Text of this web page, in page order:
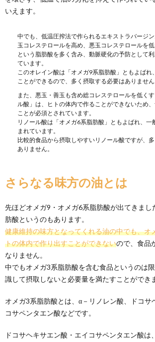
いえます。
中でも、低温圧搾法で作られるエキストラバージ
玉コレステロールを高め、悪玉コレステロールを低
という脂肪酸を多く含み、動脈硬化の予防として
ています。
このオレイン酸は「オメガ9系脂肪酸」ともよばれ
ことができるので、多く摂取する必要はありません
また、悪玉・善玉も含め総コレステロールを低く
ル酸」は、ヒトの体内で作ることができないため
ことが必須とされています。
リノール酸は「オメガ6系脂肪酸」ともよばれ、一
まれています。
比較的食品から摂取しやすいリノール酸ですが、
ありません。
さらなる味方の油とは
先ほどオメガ9・オメガ6系脂肪酸が出てきまし
肪酸というのもあります。
健康維持の味方となってくれる油の中でも、オ
トの体内で作り出すことができないので、食品
なりません。
中でもオメガ3系脂肪酸を含む食品というのは
識して摂取しないと必要量を満たすことができ
オメガ3系脂肪酸とは、α－リノレン酸、ドコサ
コサペンタエン酸などです。
ドコサヘキサエン酸・エイコサペンタエン酸は